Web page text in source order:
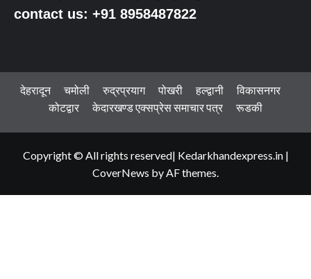
contact us: +91 8958487822
देहरादून चमोली रुद्रप्रयाग पोखरी हल्द्वानी
विकासनगर
कोटद्वार
केदारखण्ड एक्सप्रेस समाचार पत्र रूडकी
Copyright © All rights reserved| Kedarkhandexpress.in |
CoverNews by AF themes.